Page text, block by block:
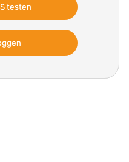
und damit
Versorgung
können.
testen